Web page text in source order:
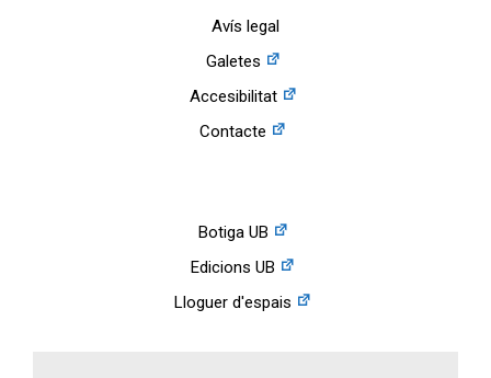
Avís legal
Galetes
Accesibilitat
Contacte
Botiga UB
Edicions UB
Lloguer d'espais